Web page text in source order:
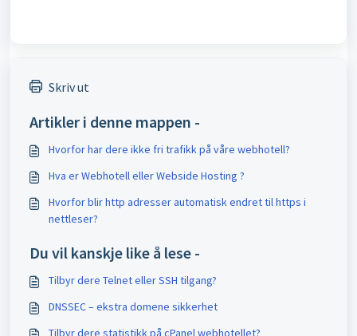
Skriv ut
Artikler i denne mappen -
Hvorfor har dere ikke fri trafikk på våre webhotell?
Hva er Webhotell eller Webside Hosting ?
Hvorfor blir http adresser automatisk endret til https i
nettleser?
Du vil kanskje like å lese -
Tilbyr dere Telnet eller SSH tilgang?
DNSSEC – ekstra domene sikkerhet
Tilbyr dere statistikk på cPanel webhotellet?